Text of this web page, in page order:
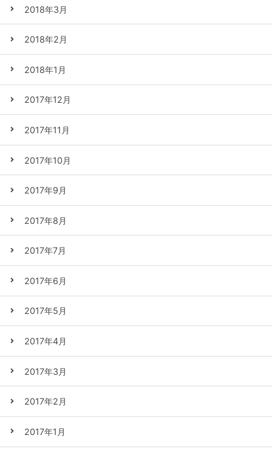
2018年3月
2018年2月
2018年1月
2017年12月
2017年11月
2017年10月
2017年9月
2017年8月
2017年7月
2017年6月
2017年5月
2017年4月
2017年3月
2017年2月
2017年1月